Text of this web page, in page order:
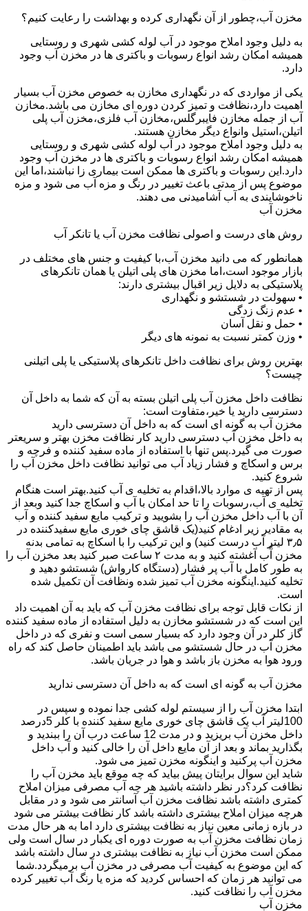
مخزن آب،چطور از آن نگهداری کرده و بهداشت را رعایت کنیم؟
به دلیل وجود املاح موجود در آب لوله کشی شهری و روستایی
همیشه امکان رشد انواع رسوبات و باکتری ها در مخزن آب وجود
دارد.
یکی از مواردی که در نگهداری مخازن به خصوص مخزن آب بسیار
اهمیت دارد،نظافت و تمیز کردن دوره ای مخازن می باشد.مخازن
آب از جمله مخازن فایبرگلس،مخازن آب فلزی،مخزن آب پلی
اتیلن،استیل وانواع دیگر مخازن هستند.
به دلیل وجود املاح موجود در آب لوله کشی شهری و روستایی
همیشه امکان رشد انواع رسوبات و باکتری ها در مخزن آب وجود
دارد.این رسوبات و باکتری ها ممکن است بیماری زا نباشند،اما این
موضوع پس از مدتی باعث تغییر در رنگ و مزه آب می شود و مزه
ناخوشایندی به آب آشامیدنی می دهند.
مخزن آب
روش های درست و اصولی نظافت مخزن آب یا تانکر آب
همانطور که می دانید مخزن آب،با کیفیت و جنس های مختلف در
بازار موجود است،اما مخزن های پلی اتیلن یا همان تانکرهای
پلاستیکی به دلایل زیر اقبال بیشتری دارند:
• سهولت در شستشو و نگهداری
• عدم زنگ زدگی
• حمل و نقل آسان
• وزن کمتر نسبت به نمونه های دیگر
بهترین روش برای نظافت داخل تانکرهای پلاستیکی یا پلی اتیلنی
چیست؟
نظافت داخل مخزن آب پلی اتیلن بسته به آن که شما به داخل آن
دسترسی دارید یا خیر،متفاوت است:
مخزن آب به گونه ای است که به داخل آن دسترسی دارید
به داخل مخزن آب دسترسی دارید کار نظافت مخزن بهتر و سریعتر
صورت می گیرد.پس تنها با استفاده از ماده سفید کننده و فرچه و
برس و اسکاچ و فشار زیاد آب می توانید نظافت داخل مخزن آب را
شروع کنید.
پس از تهیه ی موارد بالا،اقدام به تخلیه ی آب کنید.بهتر است هنگام
تخلیه ی آب،رسوبات را تا حد امکان با آب و اسکاچ جدا کنید وبعد از
آن با آب داخل مخزن آب را بشویید و ترکیب مایع سفید کننده و آب
به مقادیر زیر ادغام کنید(یک قاشق چای خوری مایع سفیدکننده در
۳٫۵ لیتر آب درست کنید) و این ترکیب را با اسکاچ به تمامی بدنه
مخزن آّب آغشته کنید و به مدت ۲ ساعت صبر کنید بعد مخزن آب را
به طور کامل با آب پر فشار (دستگاه کارواش) شستشو دهید و
تخلیه کنید.اینگونه مخزن آب تمیز شده ونظافت آن تکمیل شده
است.
از نکات قابل توجه برای نظافت مخزن آب که باید به آن اهمیت داد
این است که در شستشو مخازن به دلیل استفاده از ماده سفید کننده
گاز کلر در آن وجود دارد که بسیار سمی است و نفری که در داخل
مخزن آب در حال شستشو می باشد باید اطمینان حاصل کند که راه
ورود هوا به مخزن باز باشد و هوا در جریان باشد.
مخزن آب به گونه ای است که به داخل آن دسترسی ندارید
ابتدا مخزن آب را از سیستم لوله کشی جدا نموده و سپس در
100لیتر آب یک قاشق چای خوری مایع سفید کننده با کلر 5درصد
داخل مخزن آب بریزید و در مدت 12 ساعت درب آن را ببندید و
بگذارید بماند و بعد از آن مایع داخل آن را خالی کنید و آب داخل
مخزن آب پرکنید و اینگونه مخزن تمیز می شود.
شاید این سوال برایتان پیش بیاید که چه موقع باید مخزن آب را
نظافت کرد؟در نظر داشته باشید هر چه آب مصرفی میزان املاح
کمتری داشته باشد نظافت مخزن آب آسانتر می شود و در مقابل
هرچه میزان املاح بیشتری داشته باشد کار نظافت بیشتر می شود
در بازه زمانی معین نیاز به نظافت بیشتری دارد اما به هر حال مدت
زمان نظافت مخزن آب به صورت دوره ای یکبار در سال است ولی
ممکن است مخزن آب نیاز به نظافت بیشتری در سال داشته باشد
که این موضوع به کیفیت آب مصرفی در مخزن آب برمیگردد.شما
می توانید هر زمان که احساس کردید که مزه یا رنگ آب تغییر کرده
مخزن آب را نظافت کنید.
مخزن آب